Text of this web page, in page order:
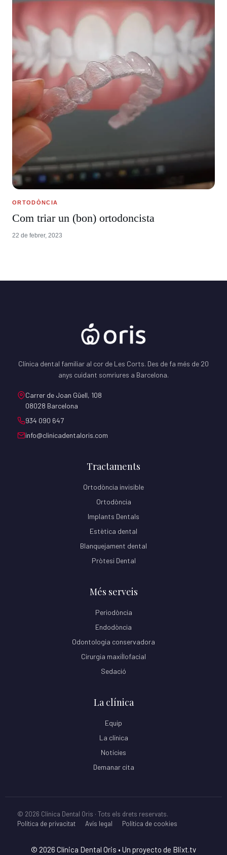
ORTODÒNCIA
Com triar un (bon) ortodoncista
22 de febrer, 2023
Clínica dental familiar al cor de Les Corts. Des de fa més de 20
anys cuidant somriures a Barcelona.
Carrer de Joan Güell, 108
08028 Barcelona
934 090 647
info@clinicadentaloris.com
Tractaments
Ortodòncia invisible
Ortodòncia
Implants Dentals
Estètica dental
Blanquejament dental
Pròtesi Dental
Més serveis
Periodòncia
Endodòncia
Odontologia conservadora
Cirurgia maxil·lofacial
Sedació
La clínica
Equip
La clínica
Notícies
Demanar cita
© 2026 Clínica Dental Oris · Tots els drets reservats.
Política de privacitat
Avís legal Política de cookies
© 2026 Clínica Dental Oris • Un proyecto de Blixt.tv